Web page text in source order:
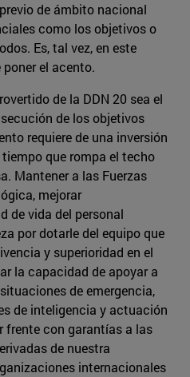
de ámbito nacional
como los objetivos o
Es, tal vez, en este
el acento.
de la DDN 20 sea el
de los objetivos
requiere de una inversión
que rompa el techo
Mantener a las Fuerzas
mejorar
de vida del personal
por dotarle del equipo que
y superioridad en el
la capacidad de apoyar a
de emergencia,
de inteligencia y actuación
frente con garantías a las
de nuestra
internacionales